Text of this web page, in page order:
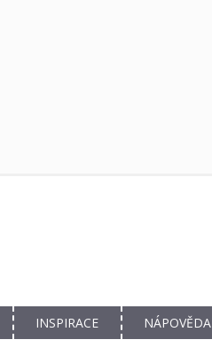
INSPIRACE NÁPOVĚDA